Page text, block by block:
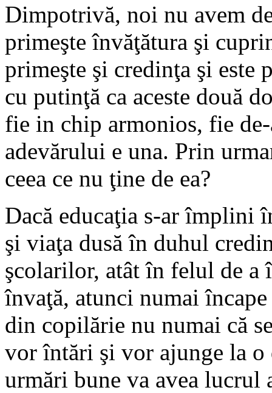
Dimpotrivă, noi nu avem
primeşte învăţătura şi
primeşte şi credinţa şi este
cu putinţă ca aceste două
fie in chip armonios, fie
adevărului e una. Prin
ceea ce nu ţine de ea?
Dacă educaţia s-ar împlini
şi viaţa dusă în duhul
şcolarilor, atât în felul de a
învaţă, atunci numai
din copilărie nu numai că
vor întări şi vor ajunge la o
urmări bune va avea lucrul